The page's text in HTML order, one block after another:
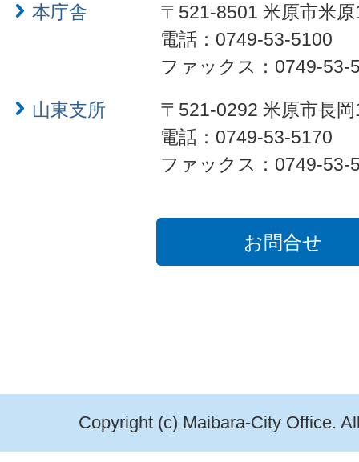
本庁舎
〒521-8501 米原市米
電話：0749-53-5100
ファックス：0749-53-
山東支所
〒521-0292 米原市長
電話：0749-53-5170
ファックス：0749-53-
お問合せ
Copyright (c) Maibara-City Office.